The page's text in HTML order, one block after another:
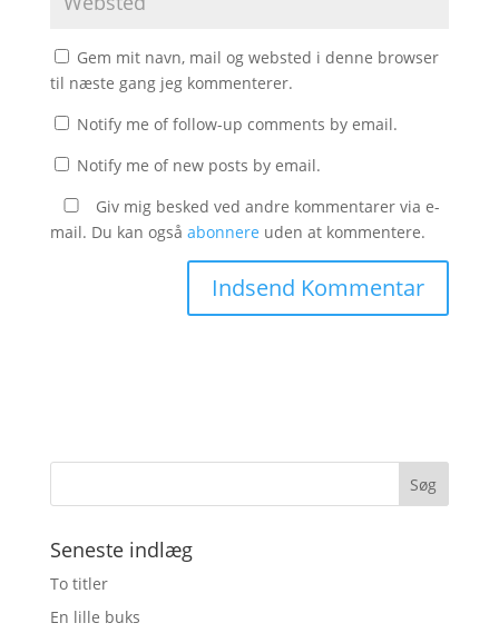
Gem mit navn, mail og websted i denne browser
til næste gang jeg kommenterer.
Notify me of follow-up comments by email.
Notify me of new posts by email.
Giv mig besked ved andre kommentarer via e-
mail. Du kan også abonnere uden at kommentere.
Seneste indlæg
To titler
En lille buks